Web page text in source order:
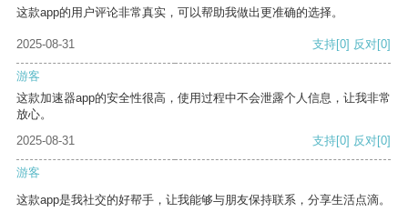
这款app的用户评论非常真实，可以帮助我做出更准确的选择。
2025-08-31 支持[0] 反对[0]
游客
这款加速器app的安全性很高，使用过程中不会泄露个人信息，让我非常
放心。
2025-08-31
支持[0] 反对[0]
游客
这款app是我社交的好帮手，让我能够与朋友保持联系，分享生活点滴。